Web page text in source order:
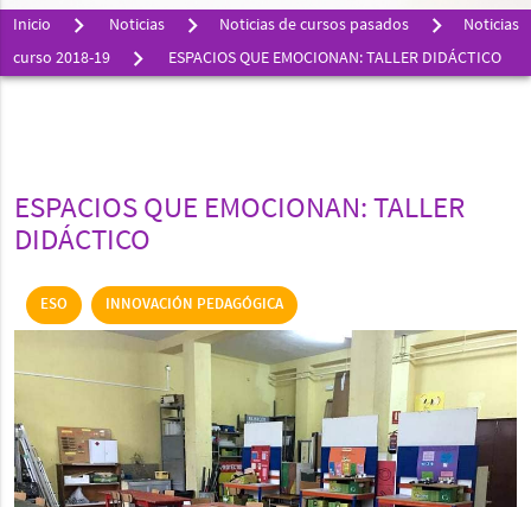
Inicio Noticias Noticias de cursos pasados
Noticias
curso 2018-19
ESPACIOS QUE EMOCIONAN: TALLER DIDÁCTICO
ESPACIOS QUE EMOCIONAN: TALLER
DIDÁCTICO
ESO INNOVACIÓN PEDAGÓGICA